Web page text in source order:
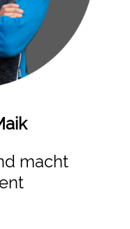
macht